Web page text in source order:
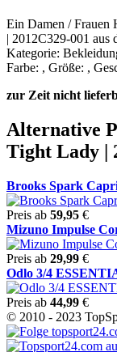
Ein Damen / Frauen
| 2012C329-001 aus
Kategorie:
Farbe: , Größe: ,
zur Zeit nicht
Alternative
Tight Lady |
Brooks Spark
Preis ab 59,95 €
Mizuno Impulse
Preis ab 29,99 €
Odlo 3/4
Preis ab 44,99 €
© 2010 - 2023